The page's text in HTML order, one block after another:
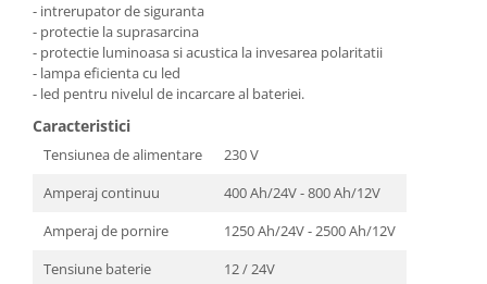
Sere
Sobe pe gaz & electrice
Suflante & Aspiratoare
Aspiratoare
Suflante Frunze
Aparate de aer conditionat
Ventilatoare
- intrerupator de siguranta
- protectie la suprasarcina
- protectie luminoasa si acustica la invesarea polaritatii
- lampa eficienta cu led
- led pentru nivelul de incarcare al bateriei.
Caracteristici
Tensiunea de alimentare
230 V
Amperaj continuu
400 Ah/24V - 800 Ah/12V
Amperaj de pornire
1250 Ah/24V - 2500 Ah/12V
Tensiune baterie
12 / 24V